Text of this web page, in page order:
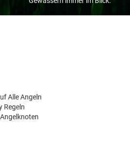
Alle Angeln
Regeln